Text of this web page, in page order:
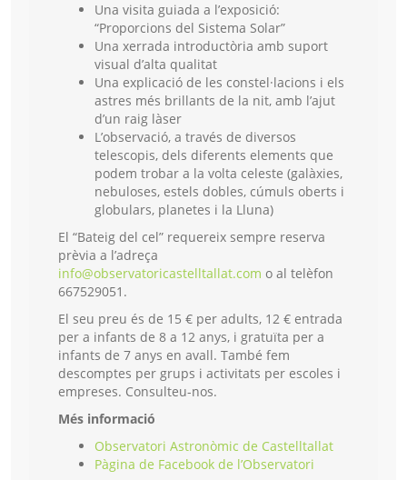
Una visita guiada a l’exposició:
“Proporcions del Sistema Solar”
Una xerrada introductòria amb suport
visual d’alta qualitat
Una explicació de les constel·lacions i els
astres més brillants de la nit, amb l’ajut
d’un raig làser
L’observació, a través de diversos
telescopis, dels diferents elements que
podem trobar a la volta celeste (galàxies,
nebuloses, estels dobles, cúmuls oberts i
globulars, planetes i la Lluna)
El “Bateig del cel” requereix sempre reserva
prèvia a l’adreça
info@observatoricastelltallat.com o al telèfon
667529051.
El seu preu és de 15 € per adults, 12 € entrada
per a infants de 8 a 12 anys, i gratuïta per a
infants de 7 anys en avall. També fem
descomptes per grups i activitats per escoles i
empreses. Consulteu-nos.
Més informació
Observatori Astronòmic de Castelltallat
Pàgina de Facebook de l’Observatori